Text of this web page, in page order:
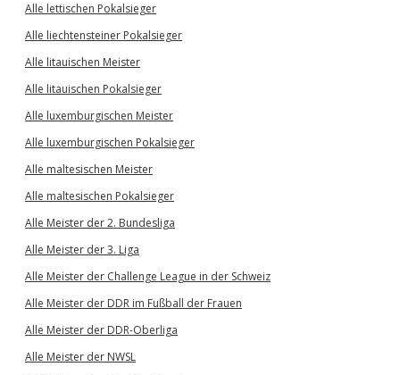
Alle lettischen Pokalsieger
Alle liechtensteiner Pokalsieger
Alle litauischen Meister
Alle litauischen Pokalsieger
Alle luxemburgischen Meister
Alle luxemburgischen Pokalsieger
Alle maltesischen Meister
Alle maltesischen Pokalsieger
Alle Meister der 2. Bundesliga
Alle Meister der 3. Liga
Alle Meister der Challenge League in der Schweiz
Alle Meister der DDR im Fußball der Frauen
Alle Meister der DDR-Oberliga
Alle Meister der NWSL